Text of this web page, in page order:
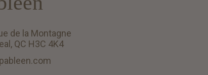
de la Montagne
QC H3C 4K4